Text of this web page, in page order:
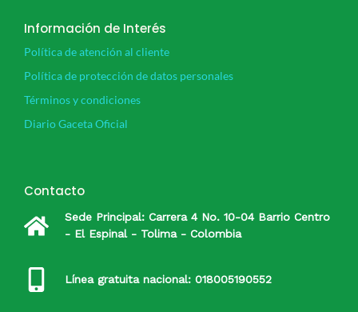
Información de Interés
Política de atención al cliente
Política de protección de datos personales
Términos y condiciones
Diario Gaceta Oficial
Contacto
Sede Principal: Carrera 4 No. 10-04 Barrio Centro
- El Espinal - Tolima - Colombia
Línea gratuita nacional: 018005190552